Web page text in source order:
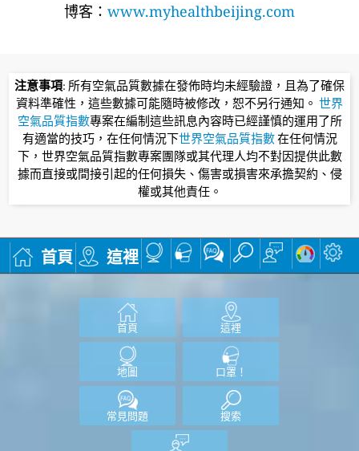
博客： www.myhealthbeijing.com
注意事項: 所有空氣品質數據在發佈時均未經驗證，且為了確保
資料準確性，這些數據可能隨時被修改，恕不另行通知。 世界
空氣品質指數專案在編制這些訊息內容時已經謹慎的運用了所
有適當的技巧，在任何情況下世界空氣品質指數在任何情況
下，世界空氣品質指數專案團隊或其代理人均不對因提供此數
據而直接或間接引起的任何損失、傷害或損害來承擔契約、侵
權或其他責任。
首頁 這裡
首頁 這裡
地圖 口罩！
常見問題 搜索